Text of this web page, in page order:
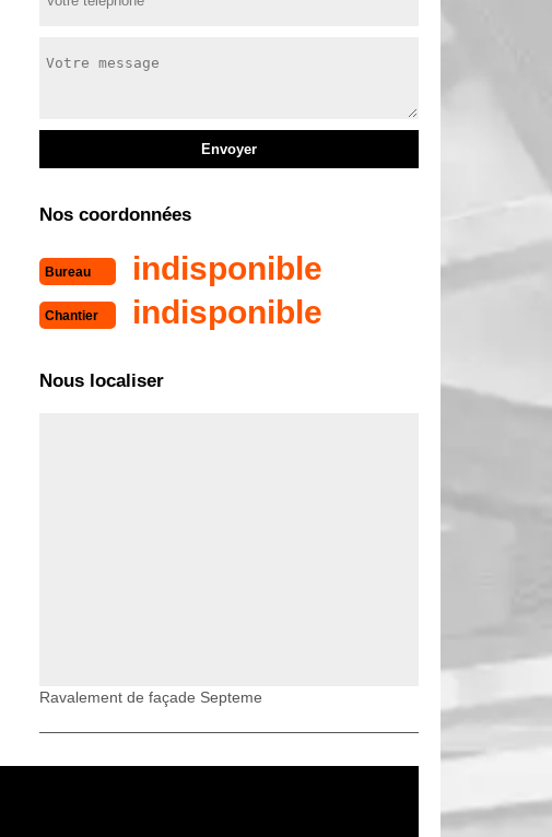
Nos coordonnées
Bureau indisponible
Chantier indisponible
Nous localiser
Ravalement de façade Septeme